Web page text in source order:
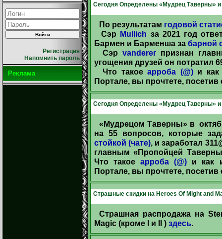
Регистрация
Напомнить пароль
Реклама
Сегодня Определены «Мудрец Таверны» и
По результатам годовой
Сэр Mullich за 2021 год
Бармен и Барменша за барной
Сэрvanderer признан
угощения друзей он потратил
Что такоеарроба (@)и как
Портале, вы прочтете,
Сегодня Определены «Мудрец Таверны» и
«Мудрецом Таверны» в
на 55 вопросов, которые
стойкой (чате), и заработал
главным «Пропойцей
Что такоеарроба (@) и как
Портале, вы прочтете,
Страшные скидки на Heroes Of Might and
Страшная распродажа на
Magic (кроме I и II ) здесь.